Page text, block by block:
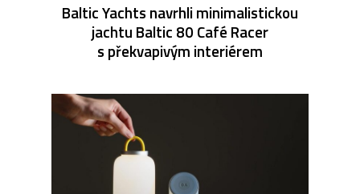
Baltic Yachts navrhli minimalistickou
jachtu Baltic 80 Café Racer
s překvapivým interiérem